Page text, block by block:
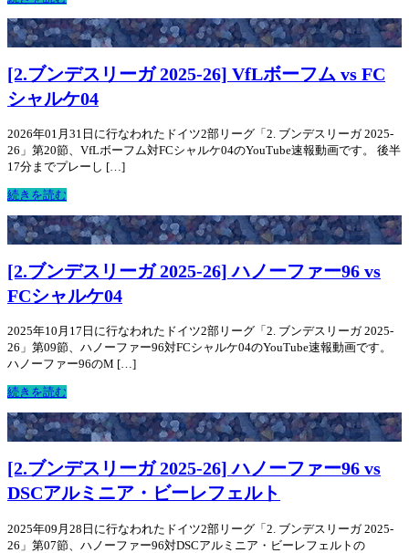
[2.ブンデスリーガ 2025-26] VfLボーフム vs FC
シャルケ04
2026年01月31日に行なわれたドイツ2部リーグ「2. ブンデスリーガ 2025-
26」第20節、VfLボーフム対FCシャルケ04のYouTube速報動画です。 後半
17分までプレーし […]
続きを読む
[2.ブンデスリーガ 2025-26] ハノーファー96 vs
FCシャルケ04
2025年10月17日に行なわれたドイツ2部リーグ「2. ブンデスリーガ 2025-
26」第09節、ハノーファー96対FCシャルケ04のYouTube速報動画です。
ハノーファー96のM […]
続きを読む
[2.ブンデスリーガ 2025-26] ハノーファー96 vs
DSCアルミニア・ビーレフェルト
2025年09月28日に行なわれたドイツ2部リーグ「2. ブンデスリーガ 2025-
26」第07節、ハノーファー96対DSCアルミニア・ビーレフェルトの